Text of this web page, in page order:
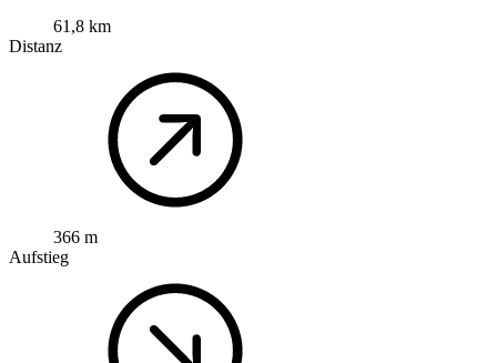
61,8 km
Distanz
366 m
Aufstieg